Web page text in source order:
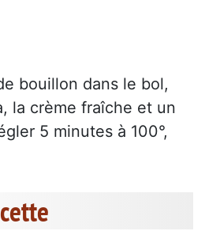
bouillon dans le bol,
la crème fraîche et un
5 minutes à 100°,